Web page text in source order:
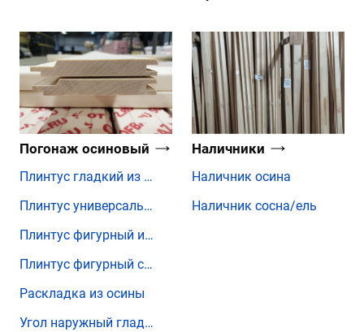
Погонаж осиновый
Плинтус гладкий из осины
Плинтус универсальный из осины
Плинтус фигурный из осины
Плинтус фигурный сращенный
Раскладка из осины
Угол наружный гладкий
Наличники
Наличник осина
Наличник сосна/ель